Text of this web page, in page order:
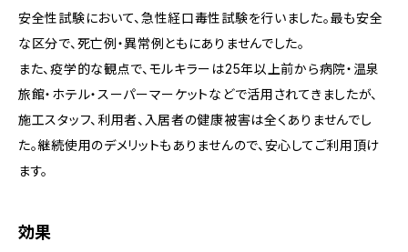
安全性試験において、急性経口毒性試験を行いました。最も安全
な区分で、死亡例・異常例ともにありませんでした。
また、疫学的な観点で、モルキラーは25年以上前から病院・温泉
旅館・ホテル・スーパーマーケットなどで活用されてきましたが、
施工スタッフ、利用者、入居者の健康被害は全くありませんでし
た。継続使用のデメリットもありませんので、安心してご利用頂け
ます。
効果